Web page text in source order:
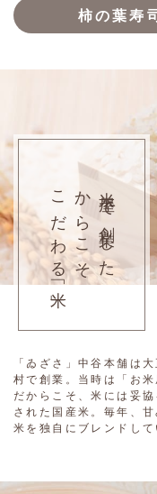
柿の葉寿
米屋で創業した
からこそ
こだわる「米」
「ゐざさ」中谷本舗は
村で創業。当時は「お米
だからこそ、米には妥
された国産米。毎年、
米を独自にブレンドして